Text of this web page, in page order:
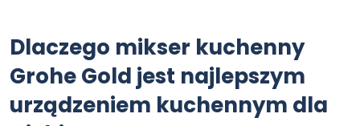
Dlaczego mikser kuchenny
Grohe Gold jest najlepszym
urządzeniem kuchennym dla